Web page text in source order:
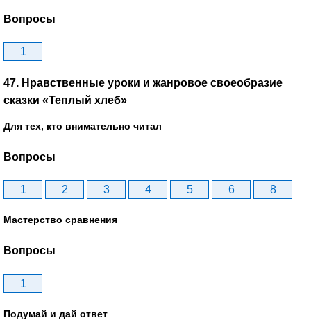
Вопросы
1
47. Нравственные уроки и жанровое своеобразие
сказки «Теплый хлеб»
Для тех, кто внимательно читал
Вопросы
1 2 3 4 5 6 8
Мастерство сравнения
Вопросы
1
Подумай и дай ответ